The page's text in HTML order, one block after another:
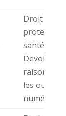
Droit à la
protection
santé
Devoir
les outils